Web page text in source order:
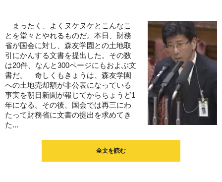
まったく、よくヌケヌケとこんなこ
とを堂々とやれるものだ。本日、財務
省が国会に対し、森友学園との土地取
引にかんする文書を提出した。その数
は20件、なんと300ページにもおよぶ文
書だ。 奇しくもきょうは、森友学園
への土地売却額が非公表になっている
事実を朝日新聞が報じてからちょうど1
年になる。その後、国会では再三にわ
たって財務省に文書の提出を求めてき
た...
全文を読む